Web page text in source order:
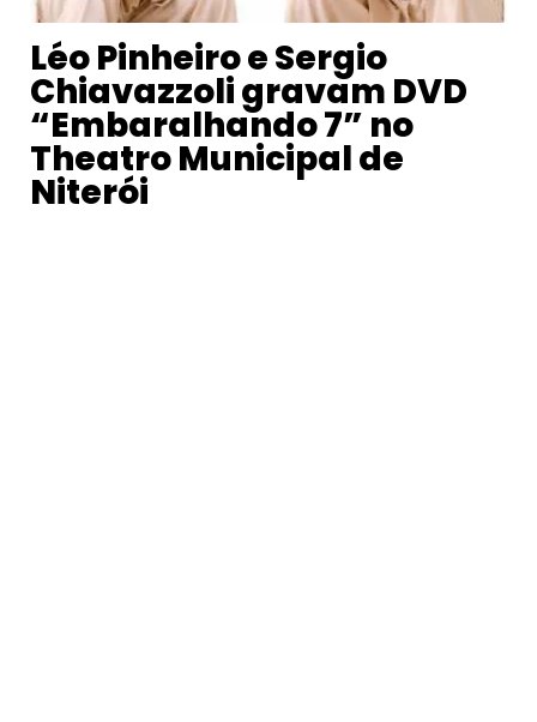
Léo Pinheiro e Sergio
Chiavazzoli gravam DVD
“Embaralhando 7” no
Theatro Municipal de
Niterói